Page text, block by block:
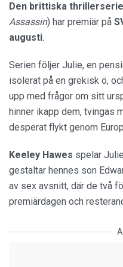
Den brittiska
Assassin) har premiär på
augusti.
Serien följer Julie, en
isolerat på en grekisk ö,
upp med frågor om sitt
hinner ikapp dem, tvingas
desperat flykt genom
Keeley Hawes spelar
gestaltar hennes son
av sex avsnitt, där de två
premiärdagen och